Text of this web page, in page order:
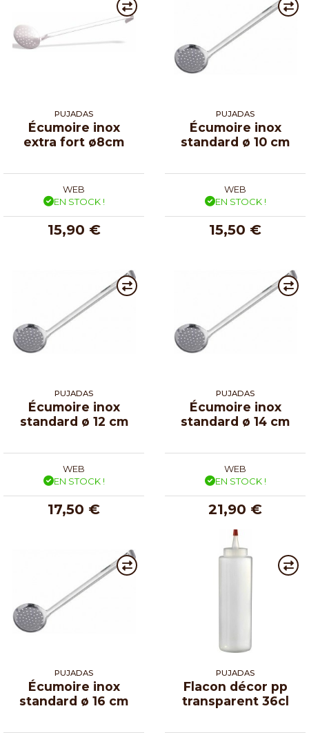
PUJADAS
Écumoire inox
extra fort ø8cm
WEB
EN STOCK !
15,90 €
PUJADAS
Écumoire inox
standard ø 10 cm
WEB
EN STOCK !
15,50 €
PUJADAS
Écumoire inox
standard ø 12 cm
WEB
EN STOCK !
17,50 €
PUJADAS
Écumoire inox
standard ø 14 cm
WEB
EN STOCK !
21,90 €
PUJADAS
Écumoire inox
standard ø 16 cm
PUJADAS
Flacon décor pp
transparent 36cl